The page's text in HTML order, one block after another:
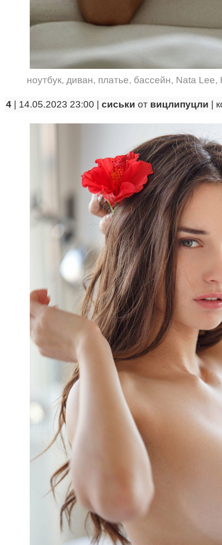
ноутбук, диван, платье, бассейн, Nata Lee,
4 | 14.05.2023 23:00 | сиськи от вицлипуцли